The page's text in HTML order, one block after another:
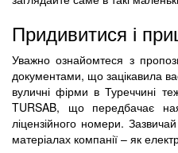
Придивитися і
Уважно ознайомтеся з
документами, що зацікавила
вуличні фірми в Туреччині
TURSAB, що передбачає
ліцензійного номери.
матеріалах компанії – як